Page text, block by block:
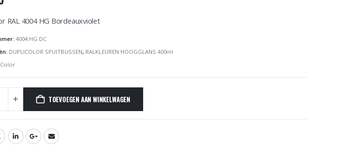
RAL 4004 HG Bordeauxviolet
4004 HG DC
DUPLICOLOR SPUITBUSSEN, RALKLEUREN HOOGGLANS 400ml
TOEVOEGEN AAN WINKELWAGEN